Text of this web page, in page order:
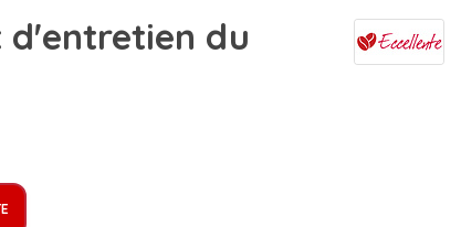
d'entretien du